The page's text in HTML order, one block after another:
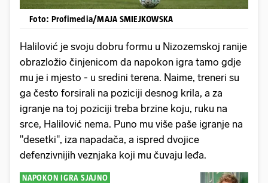
Foto: Profimedia/MAJA SMIEJKOWSKA
Halilović je svoju dobru formu u Nizozemskoj ranije
obrazložio činjenicom da napokon igra tamo gdje
mu je i mjesto - u sredini terena. Naime, treneri su
ga često forsirali na poziciji desnog krila, a za
igranje na toj poziciji treba brzine koju, ruku na
srce, Halilović nema. Puno mu više paše igranje na
"desetki", iza napadača, a ispred dvojice
defenzivnijih veznjaka koji mu čuvaju leđa.
NAPOKON IGRA SJAJNO